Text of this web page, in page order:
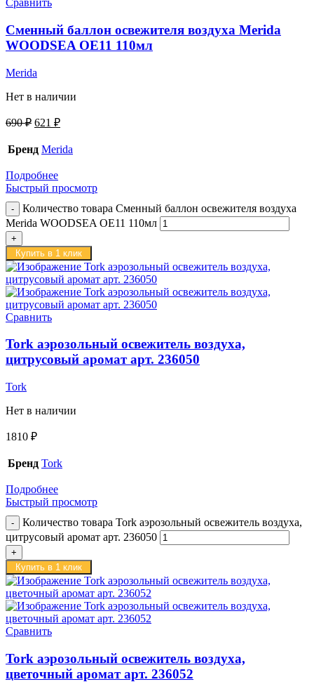
Сравнить
Сменный баллон освежителя воздуха Merida
WOODSEA OE11 110мл
Merida
Нет в наличии
690₽ 621 ₽
Бренд Merida
Подробнее
Быстрый просмотр
Количество товара Сменный баллон освежителя воздуха
Merida WOODSEA OE11 110мл
Купить в 1 клик
Сравнить
Tork аэрозольный освежитель воздуха,
цитрусовый аромат арт. 236050
Tork
Нет в наличии
1810 ₽
Бренд Tork
Подробнее
Быстрый просмотр
Количество товара Tork аэрозольный освежитель воздуха,
цитрусовый аромат арт. 236050
Купить в 1 клик
Сравнить
Tork аэрозольный освежитель воздуха,
цветочный аромат арт. 236052